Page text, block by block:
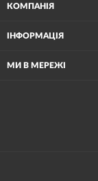
КОМПАНІЯ
ІНФОРМАЦІЯ
МИ В МЕРЕЖІ